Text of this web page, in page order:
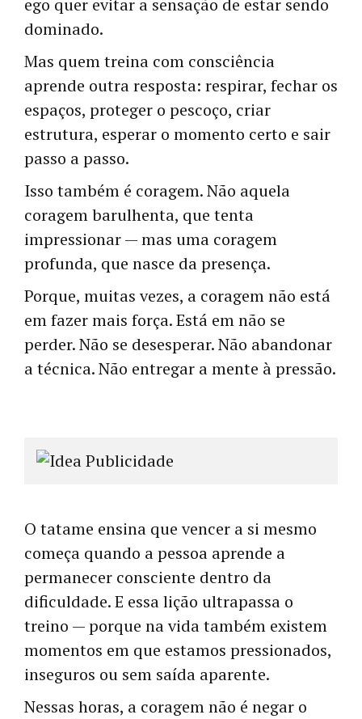
ego quer evitar a sensação de estar sendo
dominado.
Mas quem treina com consciência
aprende outra resposta: respirar, fechar os
espaços, proteger o pescoço, criar
estrutura, esperar o momento certo e sair
passo a passo.
Isso também é coragem. Não aquela
coragem barulhenta, que tenta
impressionar — mas uma coragem
profunda, que nasce da presença.
Porque, muitas vezes, a coragem não está
em fazer mais força. Está em não se
perder. Não se desesperar. Não abandonar
a técnica. Não entregar a mente à pressão.
O tatame ensina que vencer a si mesmo
começa quando a pessoa aprende a
permanecer consciente dentro da
dificuldade. E essa lição ultrapassa o
treino — porque na vida também existem
momentos em que estamos pressionados,
inseguros ou sem saída aparente.
Nessas horas, a coragem não é negar o